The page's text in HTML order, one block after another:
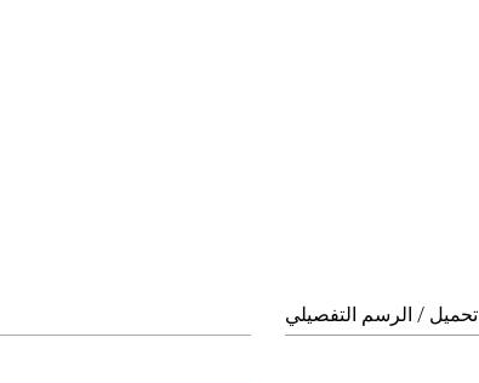
تحميل / الرسم التفصيلي